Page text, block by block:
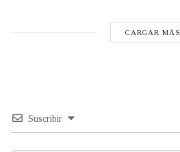
CARGAR MÁS
Suscribir